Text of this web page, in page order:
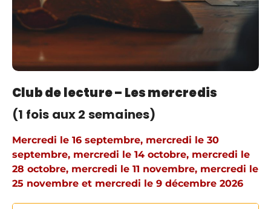
Club de lecture – Les mercredis
(1 fois aux 2 semaines)
Mercredi le 16 septembre, mercredi le 30
septembre, mercredi le 14 octobre, mercredi le
28 octobre, mercredi le 11 novembre, mercredi le
25 novembre et mercredi le 9 décembre 2026